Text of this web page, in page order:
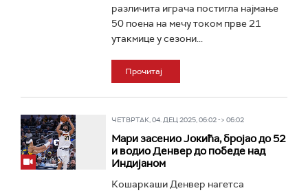
различита играча постигла најмање
50 поена на мечу током прве 21
утакмице у сезони...
Прочитај
ЧЕТВРТАК, 04. ДЕЦ 2025, 06:02 -> 06:02
Мари засенио Јокића, бројао до 52
и водио Денвер до победе над
Индијаном
Кошаркаши Денвер нагетса